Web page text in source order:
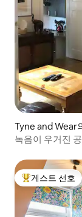
Tyne and Wear
녹음이 우거진
상위 게스트 선
게스트 선호